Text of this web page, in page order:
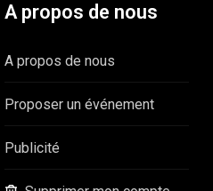
A propos de nous
A propos de nous
Proposer un événement
Publicité